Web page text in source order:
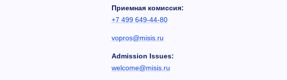
Приемная комиссия:
+7 499 649-44-80
vopros@misis.ru
Admission Issues:
welcome@misis.ru